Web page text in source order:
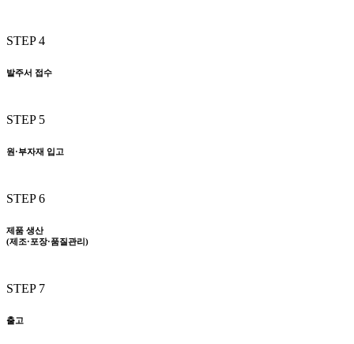
STEP 4
발주서 접수
STEP 5
원·부자재 입고
STEP 6
제품 생산
(제조·포장·품질관리)
STEP 7
출고